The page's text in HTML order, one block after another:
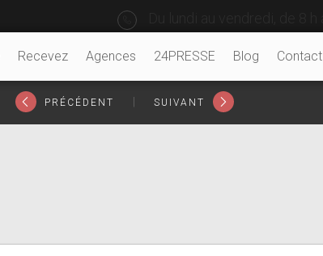
Recevez Agences 24PRESSE Blog Contact
PRÉCÉDENT SUIVANT